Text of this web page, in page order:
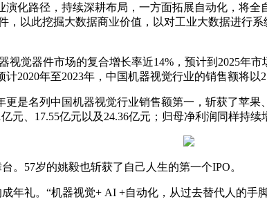
化路径，持续深耕布局，一方面拓展自动化，将
以此挖掘大数据商业价值，以对工业大数据进行
视觉器件市场的复合增长率近14%，预计到2025
2020年至2023年，中国机器视觉行业的销售额将以
是名列中国机器视觉行业销售额第一，斩获了苹
元、17.55亿元以及24.36亿元；归母净利润同样持续
。57岁的姚毅也斩获了自己人生的第一个IPO。
年礼。“机器视觉+ AI +自动化，从过去替代人的